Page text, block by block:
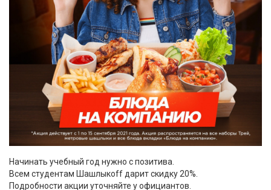
Начинать учебный год нужно с позитива.
Всем студентам Шашлыкоff дарит скидку 20%.
Подробности акции уточняйте у официантов.